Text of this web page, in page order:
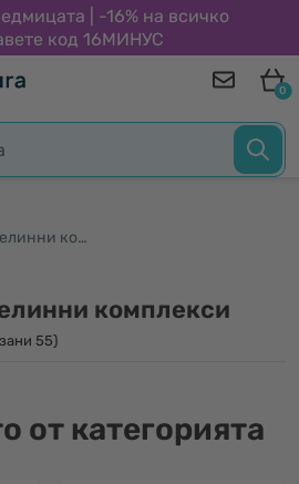
| -16% на всичко
код 16МИНУС
0
Аминокиселинни комплекси
комплекси
55)
от категорията